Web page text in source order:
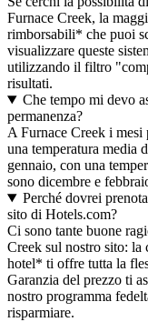
Furnace Creek, la
rimborsabili* che puoi
visualizzare queste
utilizzando il filtro
risultati.
Che tempo mi devo
permanenza?
A Furnace Creek i
una temperatura media
gennaio, con una
sono dicembre e
Perché dovrei
sito di Hotels.com?
Ci sono tante buone
Creek sul nostro sito: la
hotel* ti offre tutta la
Garanzia del prezzo ti
nostro programma
risparmiare.